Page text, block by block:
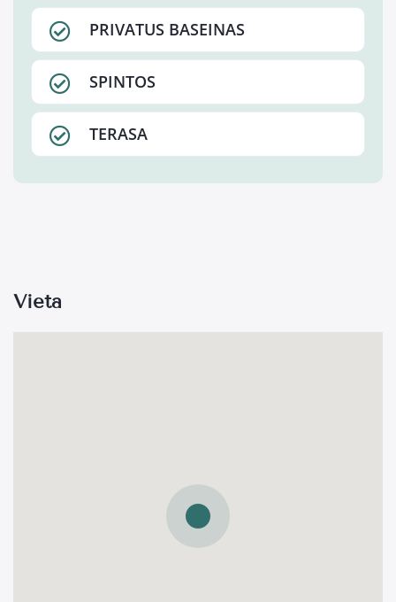
PRIVATUS BASEINAS
SPINTOS
TERASA
Vieta